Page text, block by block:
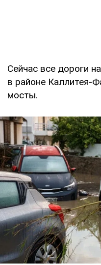
Сейчас все дороги
в районе Каллитея-
мосты.